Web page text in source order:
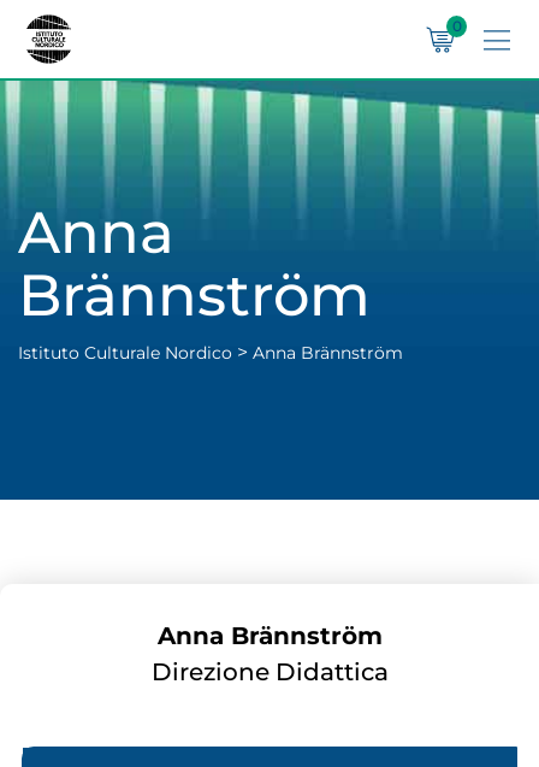
0
Anna
Brännström
Istituto Culturale Nordico > Anna Brännström
Anna Brännström
Direzione Didattica